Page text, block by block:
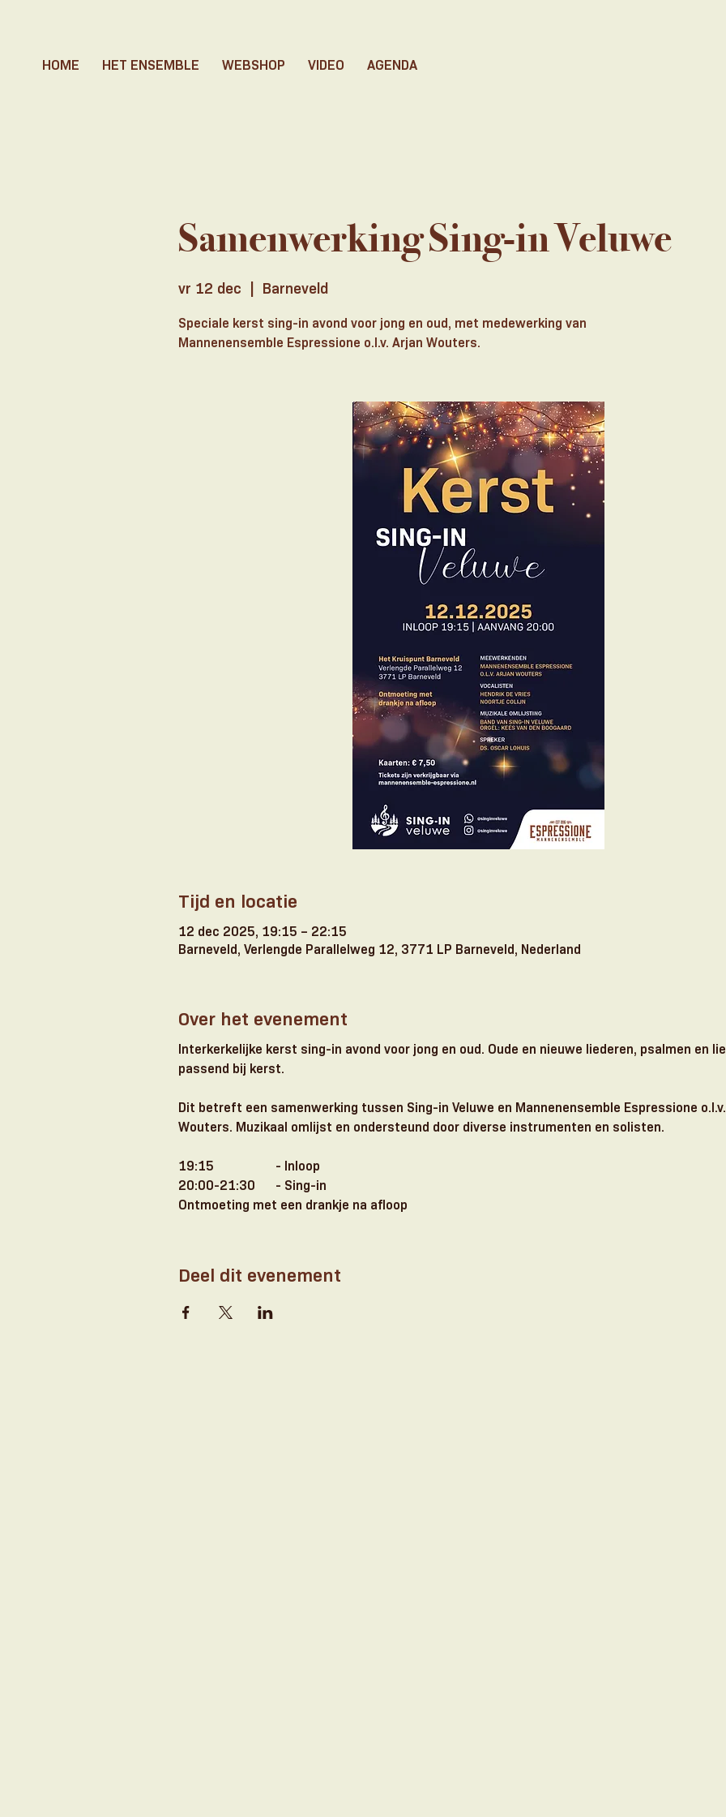
HOME HET ENSEMBLE WEBSHOP VIDEO AGENDA
Samenwerking Sing-in Veluwe
vr 12 dec Barneveld
Speciale kerst sing-in avond voor jong en oud, met medewerking van
Mannenensemble Espressione o.l.v. Arjan Wouters.
Tijd en locatie
12 dec 2025, 19:15 – 22:15
Barneveld, Verlengde Parallelweg 12, 3771 LP Barneveld, Nederland
Over het evenement
Interkerkelijke kerst sing-in avond voor jong en oud. Oude en nieuwe liederen, psalmen en
passend bij kerst.
Dit betreft een samenwerking tussen Sing-in Veluwe en Mannenensemble Espressione
Wouters. Muzikaal omlijst en ondersteund door diverse instrumenten en solisten.
19:15 		- Inloop
20:00-21:30 	- Sing-in
Ontmoeting met een drankje na afloop
Deel dit evenement